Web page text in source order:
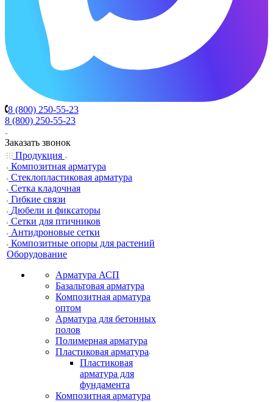
8 (800) 250-55-23
8 (800) 250-55-23
Заказать звонок
Продукция
Композитная арматура
Cтеклопластиковая арматура
Сетка кладочная
Гибкие связи
Дюбели и фиксаторы
Сетки для птичников
Антидроновые сетки
Композитные опоры для растений
Оборудование
Арматура АСП
Базальтовая арматура
Композитная арматура
оптом
Арматура для бетонных
полов
Полимерная арматура
Пластиковая арматура
Пластиковая
арматура для
фундамента
Композитная арматура